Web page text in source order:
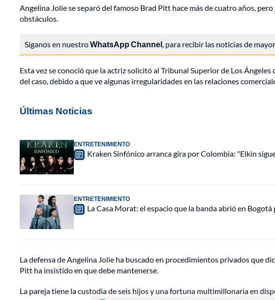
Angelina Jolie se separó del famoso Brad Pitt hace más de cuatro años, pero
obstáculos.
Síganos en nuestroWhatsApp Channel, para recibir las noticias de
Esta vez se conoció que la actriz solicitó al Tribunal Superior de Los
del caso, debido a que ve algunas irregularidades en las relaciones
Últimas Noticias
ENTRETENIMIENTO
Kraken Sinfónico arranca gira por Colombia: "Elkin
ENTRETENIMIENTO
La Casa Morat: el espacio que la banda abrió en
La defensa de Angelina Jolie ha buscado en procedimientos privados que
Pitt ha insistido en que debe mantenerse.
La pareja tiene la custodia de seis hijos y una fortuna multimillonaria en